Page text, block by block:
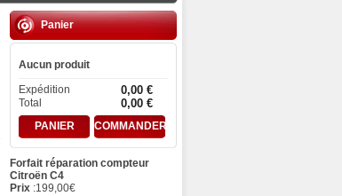
Panier
Aucun produit
Expédition
0,00 €
Total 0,00 €
PANIER COMMANDER
Forfait réparation compteur
Citroën C4
Prix :199,00€